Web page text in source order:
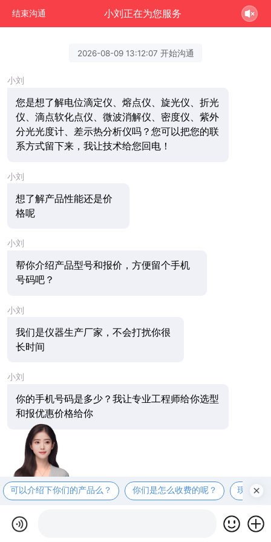
结束沟通 小刘正在为您服务
2026-08-09 13:12:07 开始沟通
小刘
您是想了解电位滴定仪、熔点仪、旋光仪、折光
仪、滴点软化点仪、微波消解仪、密度仪、紫外
分光光度计、差示热分析仪吗？您可以把您的联
系方式留下来，我让技术给您回电！
小刘
想了解产品性能还是价
格呢
小刘
帮你介绍产品型号和报价，方便留个手机
号码吧？
小刘
我们是仪器生产厂家，不会打扰你很
长时间
小刘
你的手机号码是多少？我让专业工程师给你选型
和报优惠价格给你
可以介绍下你们的产品么？ 你们是怎么收费的呢？ 现在有